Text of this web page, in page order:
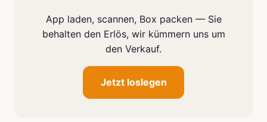
App laden, scannen, Box packen — Sie
behalten den Erlös, wir kümmern uns um
den Verkauf.
Jetzt loslegen